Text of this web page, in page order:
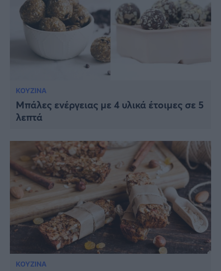
ΚΟΥΖΙΝΑ
Μπάλες ενέργειας με 4 υλικά έτοιμες σε 5
λεπτά
ΚΟΥΖΙΝΑ